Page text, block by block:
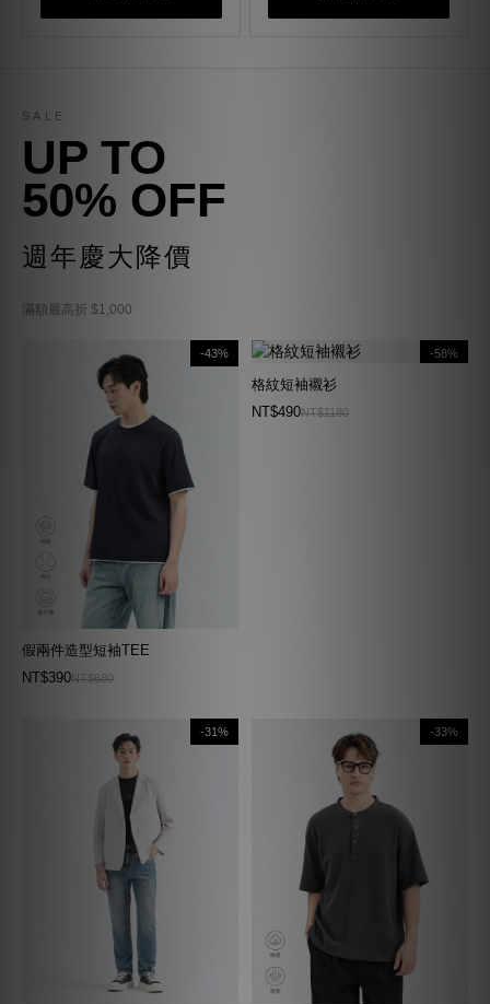
SALE
UP TO
50% OFF
週年慶大降價
滿額最高折 $1,000
-43%
假兩件造型短袖TEE
NT$390NT$680
-58%
格紋短袖襯衫
NT$490NT$1180
-31% -33%